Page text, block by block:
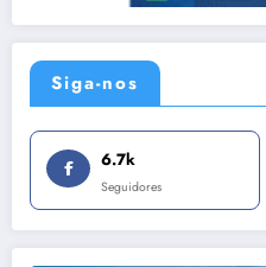
Siga-nos
6.7k
Seguidores